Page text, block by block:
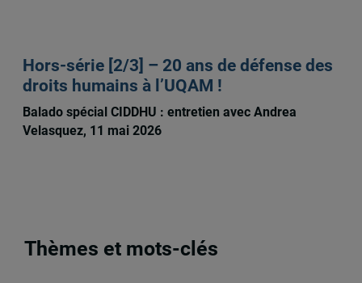
Hors-série [2/3] – 20 ans de défense des
droits humains à l’UQAM !
Balado spécial CIDDHU : entretien avec Andrea
Velasquez, 11 mai 2026
Thèmes et mots-clés